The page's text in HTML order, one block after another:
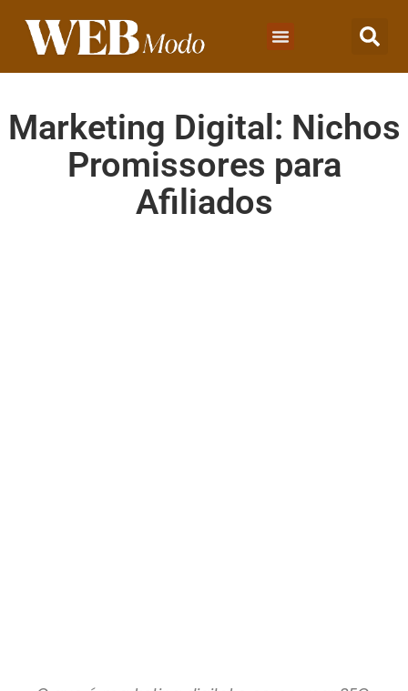
Marketing Digital: Nichos
Promissores para
Afiliados